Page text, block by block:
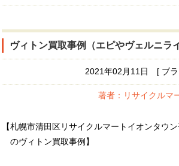
ヴィトン買取事例（エピやヴェルニラ
2021年02月11日 [ ブラ
著者：リサイクルマ
【札幌市清田区リサイクルマートイオンタウ
のヴィトン買取事例】